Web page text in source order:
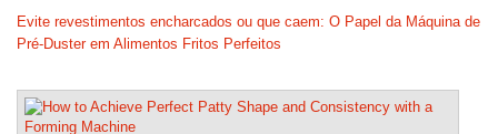
Evite revestimentos encharcados ou que caem: O Papel da Máquina de
Pré-Duster em Alimentos Fritos Perfeitos